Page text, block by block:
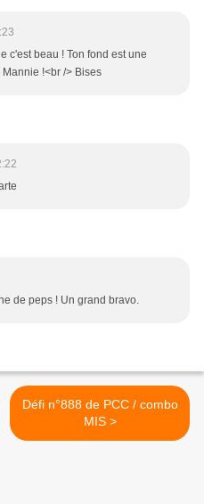
c'est beau ! Ton fond est une
!<br /> Bises
de peps ! Un grand bravo.
Défi n°888 de PCC / combo
MIS >